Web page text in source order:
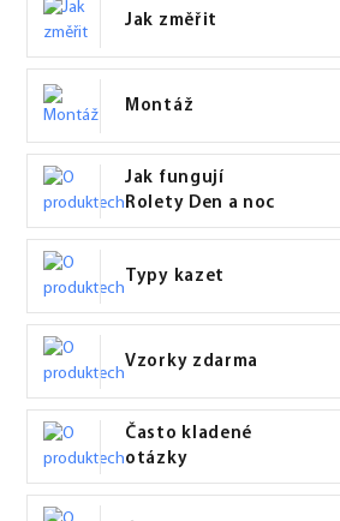
Jak změřit
Montáž
Jak fungují
Rolety Den a noc
Typy kazet
Vzorky zdarma
Často kladené
otázky